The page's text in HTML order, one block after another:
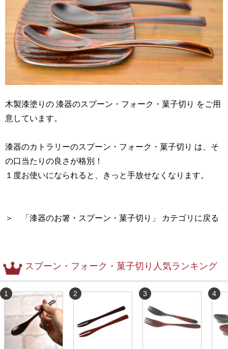
木製漆塗りの 漆器のスプーン・フォーク・菓子切り をご用
意しています。
漆器のカトラリーのスプーン・フォーク・菓子切り は、そ
の口当たりの良さが格別！
１度お使いになられると、きっと手放せなくなります。
＞ 「漆器のお箸・スプーン・菓子切り」 カテゴリに戻る
スプーン・フォーク・菓子切り人気ランキング
1 2 3 4